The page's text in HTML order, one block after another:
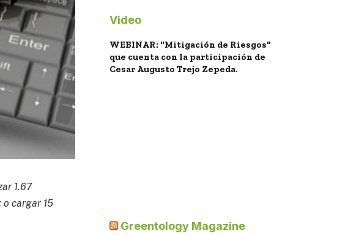
1.67
o cargar 15
Video
WEBINAR: "Mitigación de Riesgos"
que cuenta con la participación de
Cesar Augusto Trejo Zepeda.
Greentology Magazine